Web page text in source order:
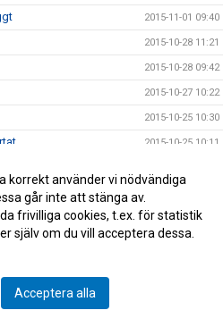
2015-11-01 09:40
2015-10-28 11:21
2015-10-28 09:42
2015-10-27 10:22
2015-10-25 10:30
2015-10-25 10:11
2015-10-23 19:10
korrekt använder vi nödvändiga
går inte att stänga av.
frivilliga cookies, t.ex. för statistik
själv om du vill acceptera dessa.
Acceptera alla